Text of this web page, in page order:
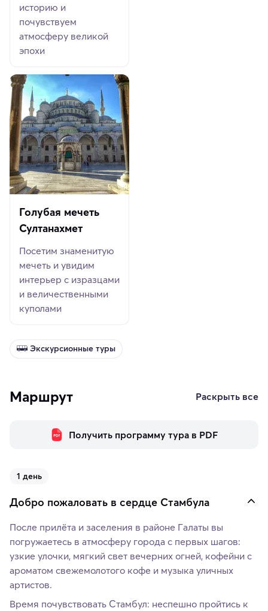
историю и
почувствуем
атмосферу великой
эпохи
Голубая мечеть
Султанахмет
Посетим знаменитую
мечеть и увидим
интерьер с изразцами
и величественными
куполами
Экскурсионные туры
Маршрут Раскрыть все
Получить программу тура в PDF
1 день
Добро пожаловать в сердце Стамбула
После прилёта и заселения в районе Галаты вы
погружаетесь в атмосферу города с первых шагов:
узкие улочки, мягкий свет вечерних огней, кофейни с
ароматом свежемолотого кофе и музыка уличных
артистов.
Время почувствовать Стамбул: неспешно пройтись к